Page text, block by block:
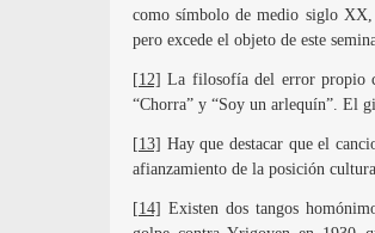
como símbolo de medio siglo
pero excede el objeto de este
[12] La filosofía del error propio
“Chorra” y “Soy un arlequín”. El
[13] Hay que destacar que el
afianzamiento de la posición
[14] Existen dos tangos